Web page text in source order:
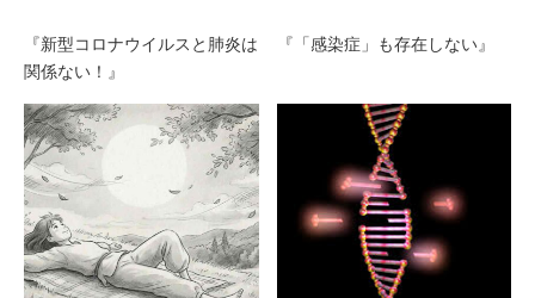
『新型コロナウイルスと肺炎は
関係ない！』
『「感染症」も存在しない』